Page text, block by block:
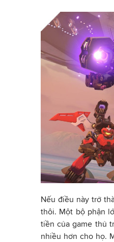
Nếu điều này trở
thôi. Một bộ phận
tiền của game thủ
nhiều hơn cho họ.